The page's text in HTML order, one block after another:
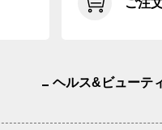
ご注
ヘルス&ビューテ